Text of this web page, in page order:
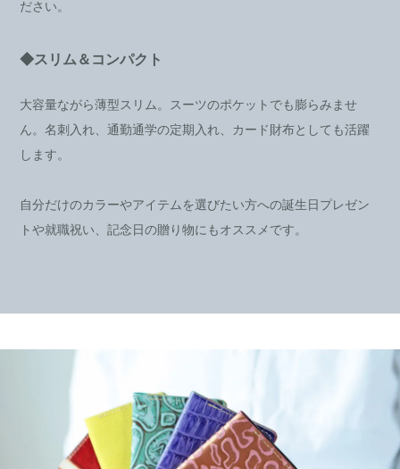
ださい。
◆スリム＆コンパクト
大容量ながら薄型スリム。スーツのポケットでも膨らみませ
ん。名刺入れ、通勤通学の定期入れ、カード財布としても活躍
します。
自分だけのカラーやアイテムを選びたい方への誕生日プレゼン
トや就職祝い、記念日の贈り物にもオススメです。